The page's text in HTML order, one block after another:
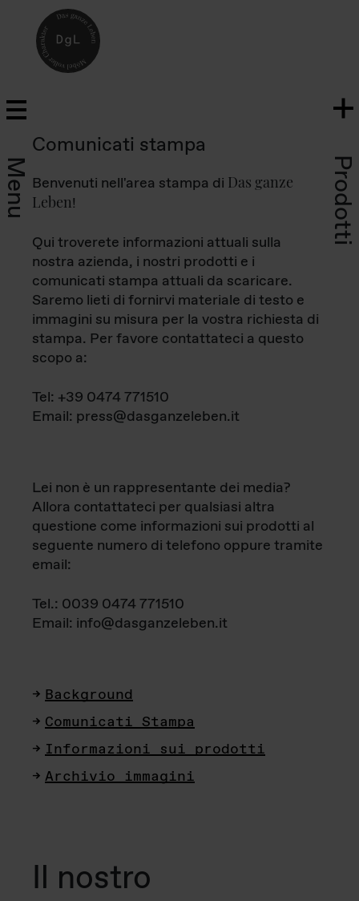
Menu Prodotti
Comunicati stampa
Benvenuti nell'area stampa di Das ganze
Leben!
Qui troverete informazioni attuali sulla
nostra azienda, i nostri prodotti e i
comunicati stampa attuali da scaricare.
Saremo lieti di fornirvi materiale di testo e
immagini su misura per la vostra richiesta di
stampa. Per favore contattateci a questo
scopo a:
Tel: +39 0474 771510
Email: press@dasganzeleben.it
Lei non è un rappresentante dei media?
Allora contattateci per qualsiasi altra
questione come informazioni sui prodotti al
seguente numero di telefono oppure tramite
email:
Tel.: 0039 0474 771510
Email: info@dasganzeleben.it
Background
Comunicati Stampa
Informazioni sui prodotti
Archivio immagini
Il nostro